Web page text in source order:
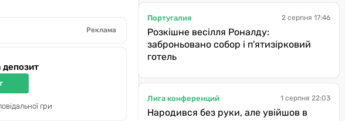
Реклама
депозит
гри
Португалия 2 серпня 17:46
Розкішне весілля Роналду:
заброньовано собор і п'ятизірковий
готель
Лига конференций 1 серпня 22:03
Народився без руки, але увійшов в